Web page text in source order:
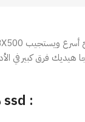
🔹 مواصفات هارد ssd :